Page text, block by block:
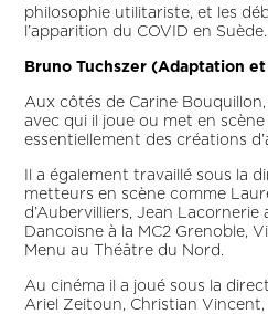
philosophie utilitariste, et les
l’apparition du COVID en Suède.
Bruno Tuchszer (Adaptation
Aux côtés de Carine
avec qui il joue ou met en scène
essentiellement des créations
Il a également travaillé sous la
metteurs en scène comme
d’Aubervilliers, Jean Lacornerie
Dancoisne à la MC2 Grenoble,
Menu au Théâtre du Nord.
Au cinéma il a joué sous la
Ariel Zeitoun, Christian